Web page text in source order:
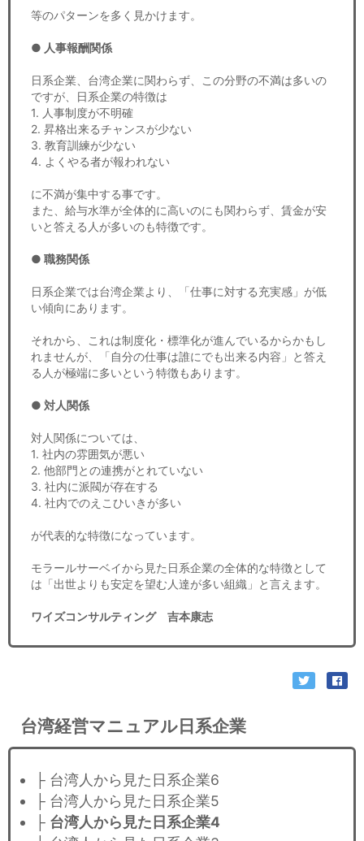
等のパターンを多く見かけます。
● 人事報酬関係
日系企業、台湾企業に関わらず、この分野の不満は多いの
ですが、日系企業の特徴は
1. 人事制度が不明確
2. 昇格出来るチャンスが少ない
3. 教育訓練が少ない
4. よくやる者が報われない
に不満が集中する事です。
また、給与水準が全体的に高いのにも関わらず、賃金が安
いと答える人が多いのも特徴です。
● 職務関係
日系企業では台湾企業より、「仕事に対する充実感」が低
い傾向にあります。
それから、これは制度化・標準化が進んでいるからかもし
れませんが、「自分の仕事は誰にでも出来る内容」と答え
る人が極端に多いという特徴もあります。
● 対人関係
対人関係については、
1. 社内の雰囲気が悪い
2. 他部門との連携がとれていない
3. 社内に派閥が存在する
4. 社内でのえこひいきが多い
が代表的な特徴になっています。
モラールサーベイから見た日系企業の全体的な特徴として
は「出世よりも安定を望む人達が多い組織」と言えます。
ワイズコンサルティング 吉本康志
台湾経営マニュアル日系企業
├ 台湾人から見た日系企業6
├ 台湾人から見た日系企業5
├ 台湾人から見た日系企業4